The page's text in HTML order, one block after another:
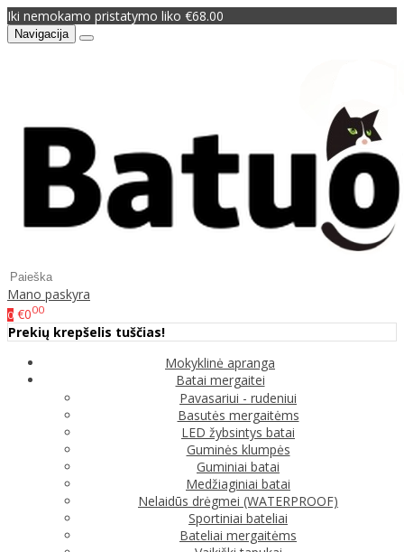
Iki nemokamo pristatymo liko €68.00
Navigacija
Mano paskyra
0 €000
Prekių krepšelis tuščias!
Mokyklinė apranga
Batai mergaitei
Pavasariui - rudeniui
Basutės mergaitėms
LED žybsintys batai
Guminės klumpės
Guminiai batai
Medžiaginiai batai
Nelaidūs drėgmei (WATERPROOF)
Sportiniai bateliai
Bateliai mergaitėms